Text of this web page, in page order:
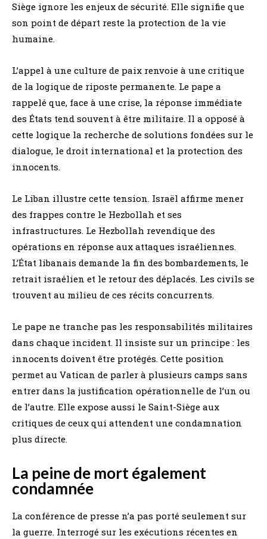
Siège ignore les enjeux de sécurité. Elle signifie que
son point de départ reste la protection de la vie
humaine.
L’appel à une culture de paix renvoie à une critique
de la logique de riposte permanente. Le pape a
rappelé que, face à une crise, la réponse immédiate
des États tend souvent à être militaire. Il a opposé à
cette logique la recherche de solutions fondées sur le
dialogue, le droit international et la protection des
innocents.
Le Liban illustre cette tension. Israël affirme mener
des frappes contre le Hezbollah et ses
infrastructures. Le Hezbollah revendique des
opérations en réponse aux attaques israéliennes.
L’État libanais demande la fin des bombardements, le
retrait israélien et le retour des déplacés. Les civils se
trouvent au milieu de ces récits concurrents.
Le pape ne tranche pas les responsabilités militaires
dans chaque incident. Il insiste sur un principe : les
innocents doivent être protégés. Cette position
permet au Vatican de parler à plusieurs camps sans
entrer dans la justification opérationnelle de l’un ou
de l’autre. Elle expose aussi le Saint-Siège aux
critiques de ceux qui attendent une condamnation
plus directe.
La peine de mort également
condamnée
La conférence de presse n’a pas porté seulement sur
la guerre. Interrogé sur les exécutions récentes en